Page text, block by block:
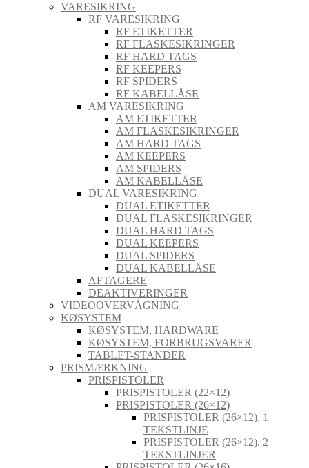
VARESIKRING
RF VARESIKRING
RF ETIKETTER
RF FLASKESIKRINGER
RF HARD TAGS
RF KEEPERS
RF SPIDERS
RF KABELLÅSE
AM VARESIKRING
AM ETIKETTER
AM FLASKESIKRINGER
AM HARD TAGS
AM KEEPERS
AM SPIDERS
AM KABELLÅSE
DUAL VARESIKRING
DUAL ETIKETTER
DUAL FLASKESIKRINGER
DUAL HARD TAGS
DUAL KEEPERS
DUAL SPIDERS
DUAL KABELLÅSE
AFTAGERE
DEAKTIVERINGER
VIDEOOVERVÅGNING
KØSYSTEM
KØSYSTEM, HARDWARE
KØSYSTEM, FORBRUGSVARER
TABLET-STANDER
PRISMÆRKNING
PRISPISTOLER
PRISPISTOLER (22×12)
PRISPISTOLER (26×12)
PRISPISTOLER (26×12), 1
TEKSTLINJE
PRISPISTOLER (26×12), 2
TEKSTLINJER